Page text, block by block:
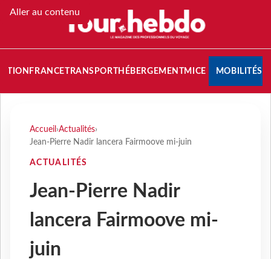
Aller au contenu
FRANCETRANSPORT HÉBERGEMENTMICE MOBILITÉS
Accueil ›Actualités›
Jean-Pierre Nadir lancera Fairmoove mi-juin
ACTUALITÉS
Jean-Pierre Nadir
lancera Fairmoove mi-
juin